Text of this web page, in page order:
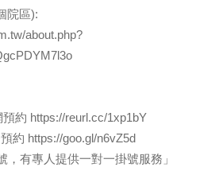
院區):
about.php?
預約 https://reurl.cc/1xp1bY
約 https://goo.gl/n6vZ5d
，有專人提供一對一掛號服務」